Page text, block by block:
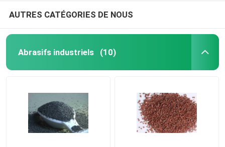
AUTRES CATÉGORIES DE NOUS
Abrasifs industriels (10)